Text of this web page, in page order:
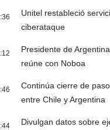
Unitel restableció
ciberataque
Presidente de
reúne con Noboa
Continúa cierre de
entre Chile y Argentina
Divulgan datos sobre